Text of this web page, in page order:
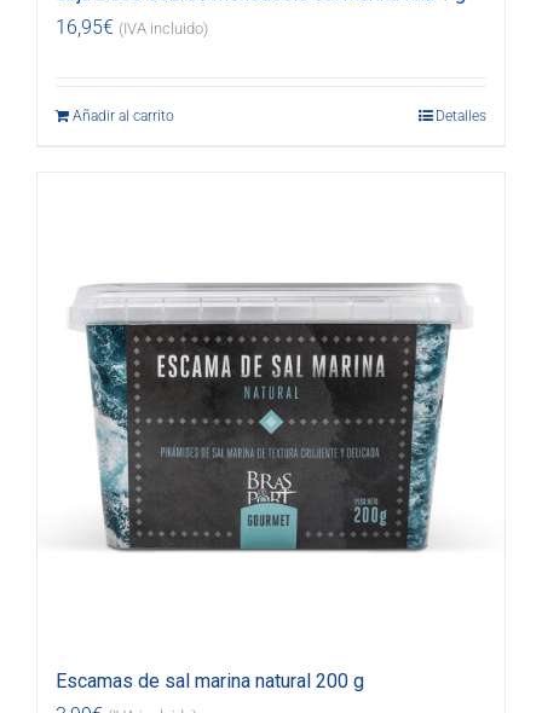
16,95€ (IVA incluido)
Añadir al carrito Detalles
Escamas de sal marina natural 200 g